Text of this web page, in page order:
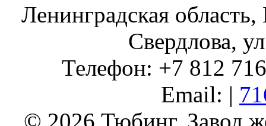
Ленинградская
Свердлова,
Телефон: +7 812
Email: |